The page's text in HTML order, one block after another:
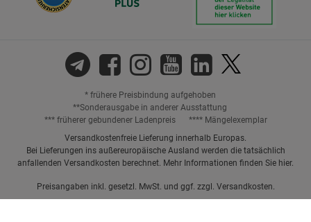
* frühere Preisbindung aufgehoben
**Sonderausgabe in anderer Ausstattung
*** früherer gebundener Ladenpreis
**** Mängelexemplar
Versandkostenfreie Lieferung innerhalb Europas.
Bei Lieferungen ins außereuropäische Ausland werden die tatsächlich
anfallenden Versandkosten berechnet. Mehr Informationen finden Sie hier.
Preisangaben inkl. gesetzl. MwSt. und ggf. zzgl. Versandkosten.